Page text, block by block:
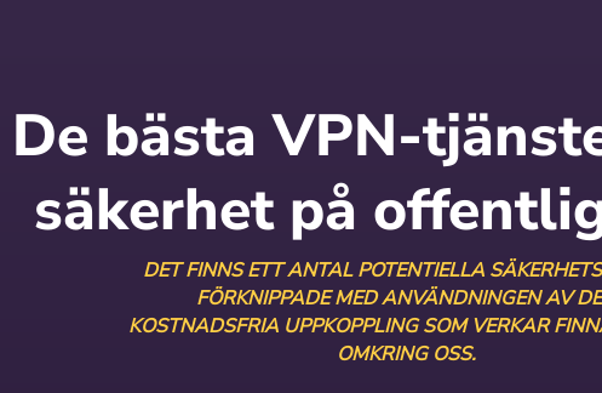
De bästa VPN-
säkerhet på
DET FINNS ETT ANTAL POTENTIELLA
FÖRKNIPPADE MED ANVÄNDNINGEN AV
KOSTNADSFRIA UPPKOPPLING SOM VERKAR
OMKRING OSS.